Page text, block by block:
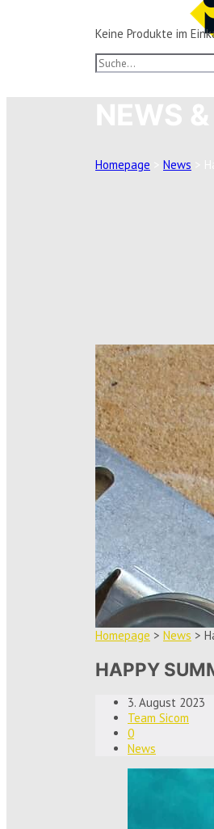
Keine Produkte im
Homepage News
Homepage > News >
HAPPY
3. August 2023
Team Sicom
0
News